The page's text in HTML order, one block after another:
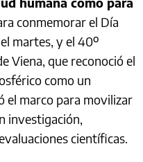
conmemorar el Día
martes, y el 40º
Viena, que reconoció el
como un
el marco para movilizar
investigación,
científicas.